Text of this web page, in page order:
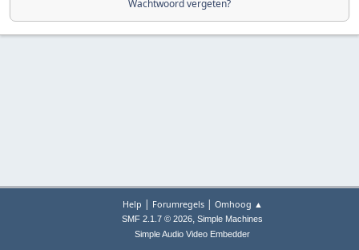
Wachtwoord vergeten?
Help | Forumregels| Omhoog ▲
SMF 2.1.7 © 2026, Simple Machines
Simple Audio Video Embedder